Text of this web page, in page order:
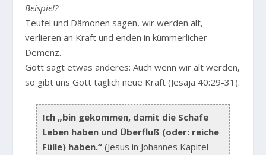
Beispiel?
Teufel und Dämonen sagen, wir werden alt,
verlieren an Kraft und enden in kümmerlicher
Demenz.
Gott sagt etwas anderes: Auch wenn wir alt werden,
so gibt uns Gott täglich neue Kraft (Jesaja 40:29-31).
Ich „bin gekommen, damit die Schafe
Leben haben und Überfluß (oder: reiche
Fülle) haben.“ (Jesus in Johannes Kapitel